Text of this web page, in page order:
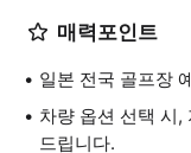
매력포인트
일본 전국 골프장
차량 옵션 선택 시,
드립니다.